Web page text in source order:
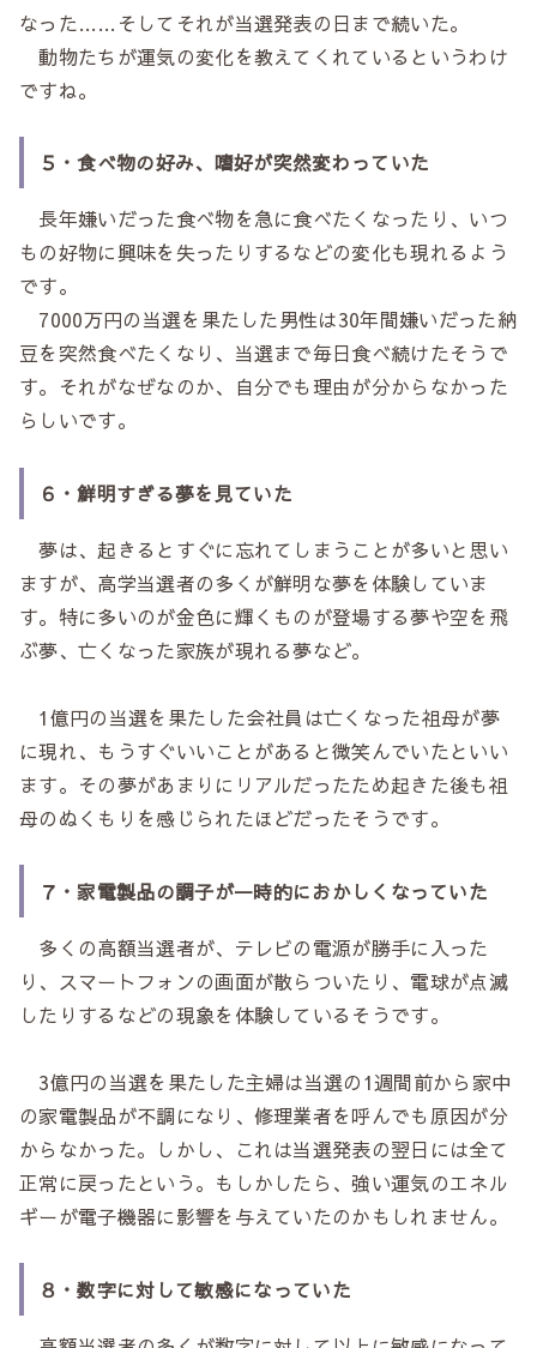
なった……そしてそれが当選発表の日まで続いた。
動物たちが運気の変化を教えてくれているというわけ
ですね。
５・食べ物の好み、嗜好が突然変わっていた
長年嫌いだった食べ物を急に食べたくなったり、いつ
もの好物に興味を失ったりするなどの変化も現れるよう
です。
7000万円の当選を果たした男性は30年間嫌いだった納
豆を突然食べたくなり、当選まで毎日食べ続けたそうで
す。それがなぜなのか、自分でも理由が分からなかった
らしいです。
６・鮮明すぎる夢を見ていた
夢は、起きるとすぐに忘れてしまうことが多いと思い
ますが、高学当選者の多くが鮮明な夢を体験していま
す。特に多いのが金色に輝くものが登場する夢や空を飛
ぶ夢、亡くなった家族が現れる夢など。
1億円の当選を果たした会社員は亡くなった祖母が夢
に現れ、もうすぐいいことがあると微笑んでいたといい
ます。その夢があまりにリアルだったため起きた後も祖
母のぬくもりを感じられたほどだったそうです。
７・家電製品の調子が一時的におかしくなっていた
多くの高額当選者が、テレビの電源が勝手に入った
り、スマートフォンの画面が散らついたり、電球が点滅
したりするなどの現象を体験しているそうです。
3億円の当選を果たした主婦は当選の1週間前から家中
の家電製品が不調になり、修理業者を呼んでも原因が分
からなかった。しかし、これは当選発表の翌日には全て
正常に戻ったという。もしかしたら、強い運気のエネル
ギーが電子機器に影響を与えていたのかもしれません。
８・数字に対して敏感になっていた